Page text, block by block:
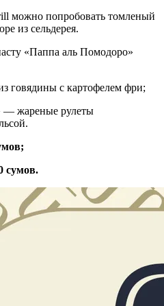
можно попробовать томленый
из сельдерея.
«Паппа аль Помодоро»
говядины с картофелем фри;
— жареные рулеты
сумов.